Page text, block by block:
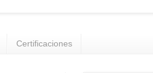
Certificaciones